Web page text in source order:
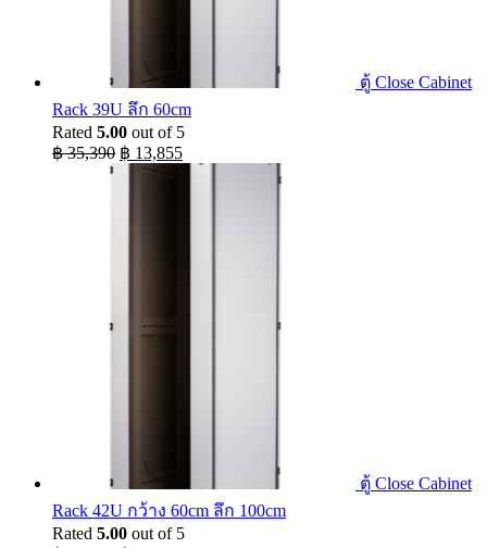
ตู้ Close Cabinet
Rack 39U ลึก 60cm
Rated 5.00 out of 5
฿35,390 Original
price
฿ 13,855Current
price
ตู้ Close Cabinet
Rack 42U กว้าง 60cm ลึก 100cm
Rated 5.00 out of 5